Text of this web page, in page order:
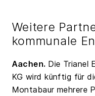
Weitere
kommunale
Aachen. Die Trianel
KG wird künftig für
Montabaur mehrere